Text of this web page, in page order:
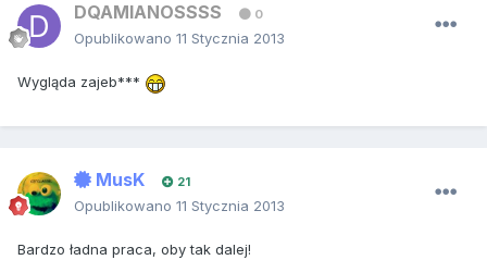
DQAMIANOSSSS 0
Opublikowano 11 Stycznia 2013
Wygląda zajeb***
MusK 21
Opublikowano 11 Stycznia 2013
Bardzo ładna praca, oby tak dalej!